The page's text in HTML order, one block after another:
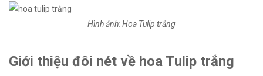
Hình ảnh: Hoa Tulip trắng
Giới thiệu đôi nét về hoa Tulip trắng